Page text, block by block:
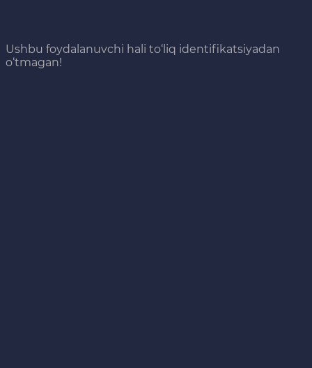
Ushbu foydalanuvchi hali to‘liq identifikatsiyadan
o‘tmagan!